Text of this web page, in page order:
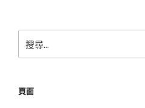
尋
字:
頁面